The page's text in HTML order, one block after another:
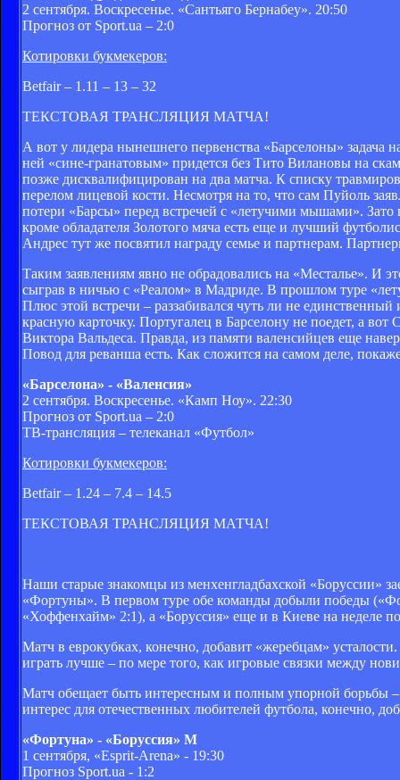
2 сентября. Воскресенье. «Сантьяго Бернабеу». 20:50
Прогноз от Sport.ua – 2:0
Котировки букмекеров:
Betfair – 1.11 – 13 – 32
ТЕКСТОВАЯ ТРАНСЛЯЦИЯ МАТЧА!
А вот у лидера нынешнего первенства «Барселоны» задача
ней «сине-гранатовым» придется без Тито Вилановы на
позже дисквалифицирован на два матча. К списку
перелом лицевой кости. Несмотря на то, что сам Пуйоль
потери «Барсы» перед встречей с «летучими мышами». Зато
кроме обладателя Золотого мяча есть еще и лучший
Андрес тут же посвятил награду семье и партнерам.
Таким заявлениям явно не обрадовались на «Месталье». И
сыграв в ничью с «Реалом» в Мадриде. В прошлом туре
Плюс этой встречи – раззабивался чуть ли не
красную карточку. Португалец в Барселону не поедет, а
Виктора Вальдеса. Правда, из памяти валенсийцев еще
Повод для реванша есть. Как сложится на самом деле,
«Барселона» - «Валенсия»
2 сентября. Воскресенье. «Камп Ноу». 22:30
Прогноз от Sport.ua – 2:0
ТВ-трансляция – телеканал «Футбол»
Котировки букмекеров:
Betfair – 1.24 – 7.4 – 14.5
ТЕКСТОВАЯ ТРАНСЛЯЦИЯ МАТЧА!
Наши старые знакомцы из менхенгладбахской «Боруссии»
«Фортуны». В первом туре обе команды добыли победы
«Хоффенхайм» 2:1), а «Боруссия» еще и в Киеве на неделе
Матч в еврокубках, конечно, добавит «жеребцам»
играть лучше – по мере того, как игровые связки между
Матч обещает быть интересным и полным упорной борьбы
интерес для отечественных любителей футбола, конечно,
«Фортуна» - «Боруссия» М
1 сентября, «Esprit-Arena» - 19:30
Прогноз Sport.ua - 1:2